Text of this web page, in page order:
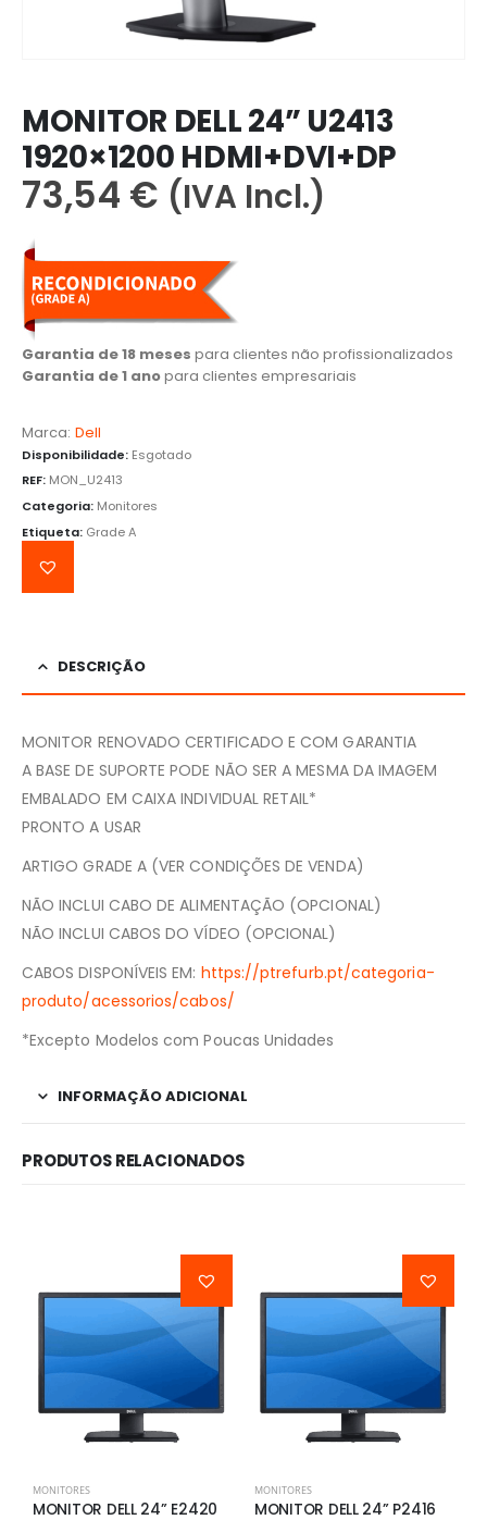
MONITOR DELL 24” U2413
1920×1200 HDMI+DVI+DP
73,54 € (IVA Incl.)
Garantia de 18 meses para clientes não profissionalizados
Garantia de 1 anopara clientes empresariais
Marca: Dell
Disponibilidade: Esgotado
REF: MON_U2413
Categoria: Monitores
Etiqueta: Grade A
DESCRIÇÃO
MONITOR RENOVADO CERTIFICADO E COM GARANTIA
A BASE DE SUPORTE PODE NÃO SER A MESMA DA IMAGEM
EMBALADO EM CAIXA INDIVIDUAL RETAIL*
PRONTO A USAR
ARTIGO GRADE A (VER CONDIÇÕES DE VENDA)
NÃO INCLUI CABO DE ALIMENTAÇÃO (OPCIONAL)
NÃO INCLUI CABOS DO VÍDEO (OPCIONAL)
CABOS DISPONÍVEIS EM: https://ptrefurb.pt/categoria-
produto/acessorios/cabos/
*Excepto Modelos com Poucas Unidades
INFORMAÇÃO ADICIONAL
PRODUTOS RELACIONADOS
MONITORES
MONITOR DELL 24” E2420
MONITORES
MONITOR DELL 24” P2416